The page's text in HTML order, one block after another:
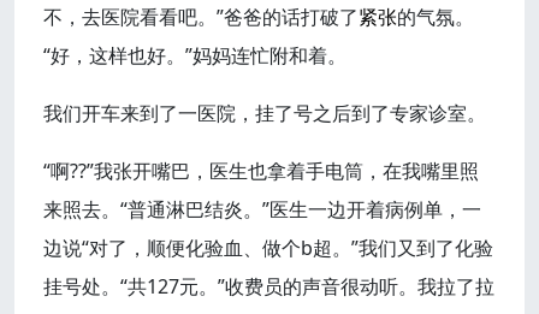
不，去医院看看吧。”爸爸的话打破了紧张的气氛。
“好，这样也好。”妈妈连忙附和着。
我们开车来到了一医院，挂了号之后到了专家诊室。
“啊??”我张开嘴巴，医生也拿着手电筒，在我嘴里照
来照去。“普通淋巴结炎。”医生一边开着病例单，一
边说“对了，顺便化验血、做个b超。”我们又到了化验
挂号处。“共127元。”收费员的声音很动听。我拉了拉